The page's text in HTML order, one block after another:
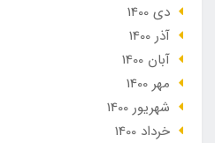
دی 1400
آذر 1400
آبان 1400
مهر 1400
شهریور 1400
خرداد 1400